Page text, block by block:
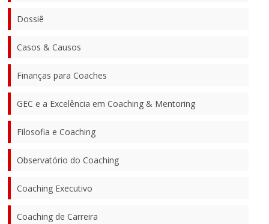
Dossiê
Casos & Causos
Finanças para Coaches
GEC e a Excelência em Coaching & Mentoring
Filosofia e Coaching
Observatório do Coaching
Coaching Executivo
Coaching de Carreira